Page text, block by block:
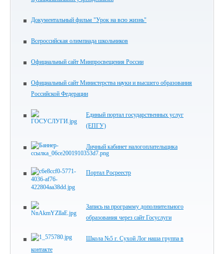
Документальный фильм "Урок на всю жизнь"
Всероссийская олимпиада школьников
Официальный сайт Минпросвещения России
Официальный сайт Министерства науки и высшего образования
Российской Федерации
Единый портал государственных услуг
(ЕПГУ)
Личный кабинет налогоплательщика
Портал Росреестр
Запись на программу дополнительного
образования через сайт Госуслуги
Школа №5 г. Сухой Лог наша группа в
контакте